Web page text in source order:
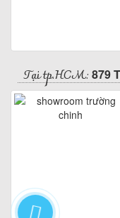
Tại tp.HCM: 879